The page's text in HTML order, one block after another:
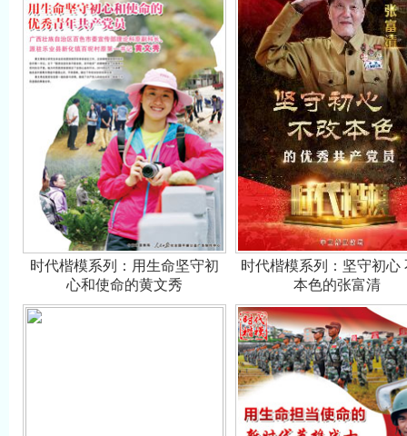
时代楷模系列：用生命坚守初
心和使命的黄文秀
时代楷模系列：坚守初心
本色的张富清